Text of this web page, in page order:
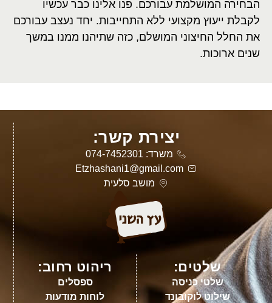
הבחירה המושלמת עבורכם. פנו אלינו כבר עכשיו
לקבלת ייעוץ מקצועי ללא התחייבות. יחד נעצב עבורכם
את החלל החיצוני המושלם, כזה שתיהנו ממנו במשך
שנים ארוכות.
יצירת קשר:
משרד: 074-7452301
Etzhashani1@gmail.com
מושב סלעית
שלטים:
שלטי כניסה
שילוט לוקובונד
ריהוט רחוב:
ספסלים
לוחות מודעות